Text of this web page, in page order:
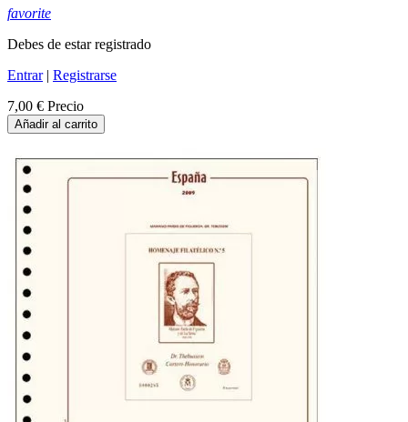
favorite
Debes de estar registrado
Entrar| Registrarse
7,00 € Precio
Añadir al carrito